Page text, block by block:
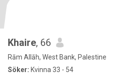
Khaire, 66
Rām Allāh, West Bank, Palestine
Söker: Kvinna 33 - 54